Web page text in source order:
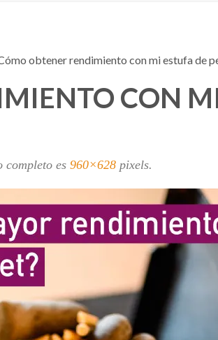
obtener rendimiento con mi estufa de
CON
completo es 960×628 pixels.